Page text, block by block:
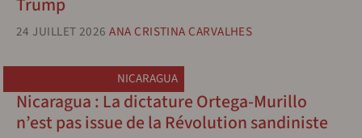
Trump
24 JUILLET 2026 ANA CRISTINA CARVALHES
NICARAGUA
Nicaragua : La dictature Ortega-Murillo
n’est pas issue de la Révolution sandiniste